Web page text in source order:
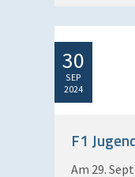
30
SEP
2024
F1
Am 29.